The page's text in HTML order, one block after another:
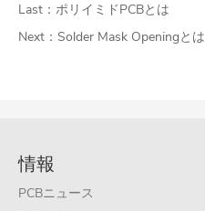
Last： ポリイミドPCBとは
Next： Solder Mask Openingとは
情報
PCBニュース